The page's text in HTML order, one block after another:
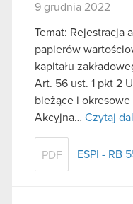
9 grudnia 2022
Temat: Rejestracja
papierów
kapitału
Art. 56 ust. 1 pkt 2
bieżące i okresowe
Akcyjna… Czytaj
PDF ESPI - RB